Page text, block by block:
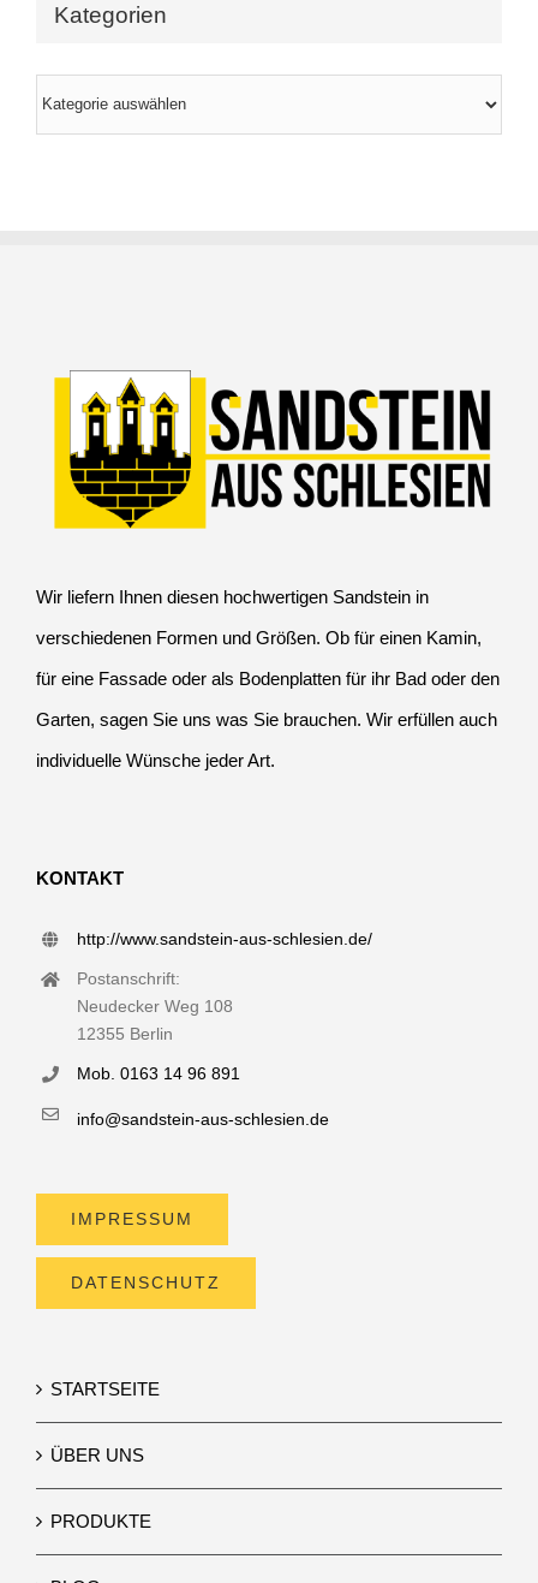
Kategorien
Kategorien
Wir liefern Ihnen diesen hochwertigen Sandstein in
verschiedenen Formen und Größen. Ob für einen Kamin,
für eine Fassade oder als Bodenplatten für ihr Bad oder den
Garten, sagen Sie uns was Sie brauchen. Wir erfüllen auch
individuelle Wünsche jeder Art.
KONTAKT
http://www.sandstein-aus-schlesien.de/
Postanschrift:
Neudecker Weg 108
12355 Berlin
Mob. 0163 14 96 891
info@sandstein-aus-schlesien.de
IMPRESSUM
DATENSCHUTZ
STARTSEITE
ÜBER UNS
PRODUKTE